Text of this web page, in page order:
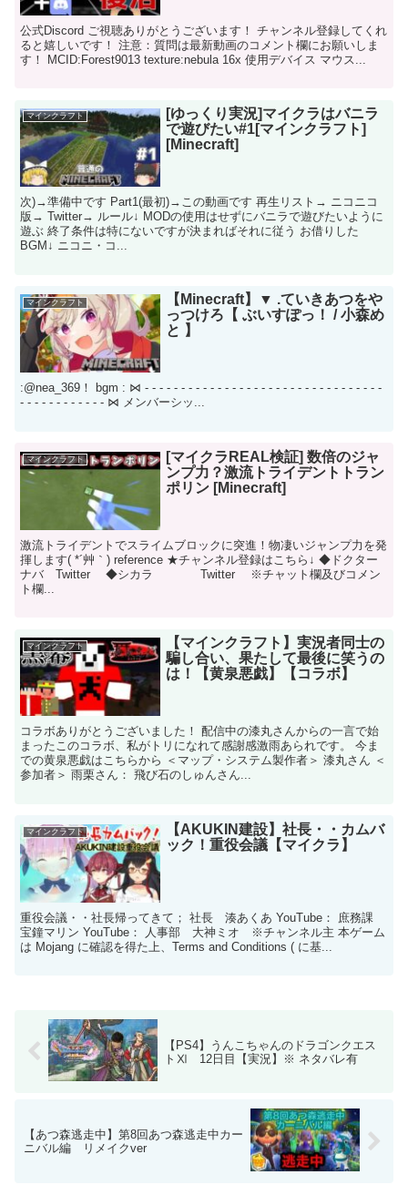
公式Discord ご視聴ありがとうございます！ チャンネル登録してくれ
ると嬉しいです！ 注意：質問は最新動画のコメント欄にお願いしま
す！ MCID:Forest9013 texture:nebula 16x 使用デバイス マウス...
マインクラフト
[ゆっくり実況]マイクラはバニラ
で遊びたい#1[マインクラフト]
[Minecraft]
次)→準備中です Part1(最初)→この動画です 再生リスト→ ニコニコ
版→ Twitter→ ルール↓ MODの使用はせずにバニラで遊びたいように
遊ぶ 終了条件は特にないですが決まればそれに従う お借りした
BGM↓ ニコニ・コ...
マインクラフト
【Minecraft】▼ .ていきあつをや
っつけろ【 ぶいすぽっ！ / 小森め
と 】
:@nea_369！ bgm : ⋈ - - - - - - - - - - - - - - - - - - - - - - - - - - - - - - - - -
- - - - - - - - - - - - ⋈ メンバーシッ...
マインクラフト
[マイクラREAL検証] 数倍のジャ
ンプ力？激流トライデントトラン
ポリン [Minecraft]
激流トライデントでスライムブロックに突進！物凄いジャンプ力を発
揮します( *´艸｀) reference ★チャンネル登録はこちら↓ ◆ドクター
ナバ Twitter ◆シカラ Twitter ※チャット欄及びコメン
ト欄...
マインクラフト
【マインクラフト】実況者同士の
騙し合い、果たして最後に笑うの
は！【黄泉悪戯】【コラボ】
コラボありがとうございました！ 配信中の漆丸さんからの一言で始
まったこのコラボ、私がトリになれて感謝感激雨あられです。 今ま
での黄泉悪戯はこちらから ＜マップ・システム製作者＞ 漆丸さん ＜
参加者＞ 雨栗さん： 飛び石のしゅんさん...
マインクラフト
【AKUKIN建設】社長・・カムバ
ック！重役会議【マイクラ】
重役会議・・社長帰ってきて； 社長 湊あくあ YouTube： 庶務課
宝鐘マリン YouTube： 人事部 大神ミオ ※チャンネル主 本ゲーム
は Mojang に確認を得た上、Terms and Conditions ( に基...
【PS4】うんこちゃんのドラゴンクエス
トⅪ 12日目【実況】※ ネタバレ有
【あつ森逃走中】第8回あつ森逃走中カー
ニバル編 リメイクver